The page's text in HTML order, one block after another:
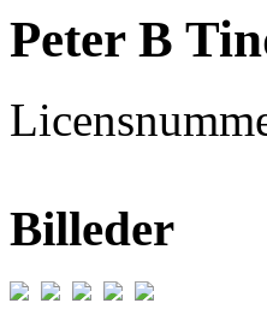
Peter B
Billeder